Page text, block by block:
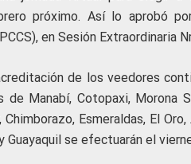
próximo. Así lo aprobó
en Sesión Extraordinaria
de los veedores
Manabí, Cotopaxi, Morona
Esmeraldas, El
Guayaquil se efectuarán el